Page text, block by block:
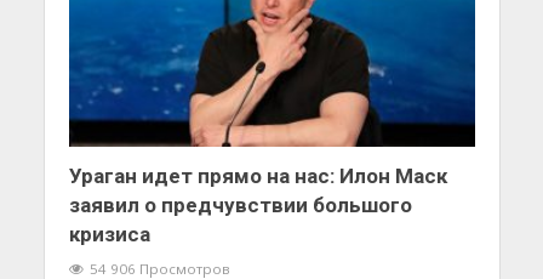
Ураган идет прямо на нас: Илон Маск
заявил о предчувствии большого
кризиса
54 906 Просмотров